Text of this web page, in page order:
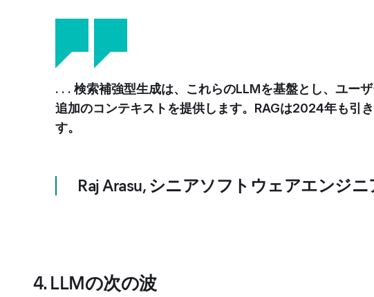
. . . 検索補強型生成は、これらのLLMを基盤とし、ユー
追加のコンテキストを提供します。RAGは2024年も引
す。
Raj Arasu, シニアソフトウェアエンジニ
4. LLMの次の波